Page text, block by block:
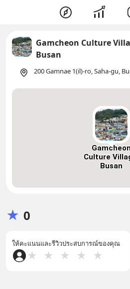
Gamcheon Culture
Busan
200 Gamnae 1(il)-ro, Saha-gu,
Culture
Busan
★ 0
ให้คะแนนและรีวิวประสบการณ์ของคุณ
★ ★ ★ ★ ★